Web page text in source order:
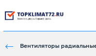
Вентиляторы